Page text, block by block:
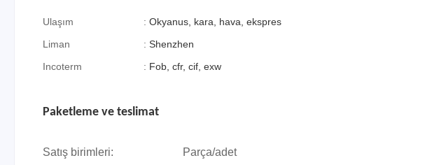
Ulaşım :Okyanus, kara, hava, ekspres
Liman
:Shenzhen
Incoterm
: Fob, cfr, cif, exw
Paketleme ve teslimat
Satış birimleri: Parça/adet